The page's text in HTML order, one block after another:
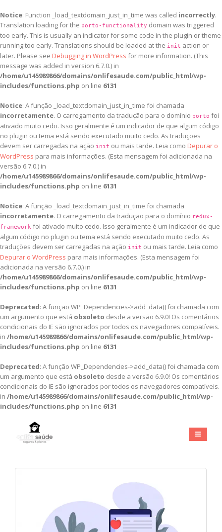
Notice: Function _load_textdomain_just_in_time was called incorrectly.
Translation loading for the porto-functionality domain was triggered
too early. This is usually an indicator for some code in the plugin or theme
running too early. Translations should be loaded at the init action or
later. Please see Debugging in WordPress for more information. (This
message was added in version 6.7.0.) in
/home/u145989866/domains/onlifesaude.com/public_html/wp-
includes/functions.php on line 6131
Notice: A função _load_textdomain_just_in_time foi chamada
incorretamente. O carregamento da tradução para o domínio porto foi
ativado muito cedo. Isso geralmente é um indicador de que algum código
no plugin ou tema está sendo executado muito cedo. As traduções
devem ser carregadas na ação init ou mais tarde. Leia como Depurar o
WordPress para mais informações. (Esta mensagem foi adicionada na
versão 6.7.0.) in
/home/u145989866/domains/onlifesaude.com/public_html/wp-
includes/functions.php on line 6131
Notice: A função _load_textdomain_just_in_time foi chamada
incorretamente. O carregamento da tradução para o domínio redux-
framework foi ativado muito cedo. Isso geralmente é um indicador de que
algum código no plugin ou tema está sendo executado muito cedo. As
traduções devem ser carregadas na ação init ou mais tarde. Leia como
Depurar o WordPress para mais informações. (Esta mensagem foi
adicionada na versão 6.7.0.) in
/home/u145989866/domains/onlifesaude.com/public_html/wp-
includes/functions.php on line 6131
Deprecated: A função WP_Dependencies->add_data() foi chamada com
um argumento que está obsoleto desde a versão 6.9.0! Os comentários
condicionais do IE são ignorados por todos os navegadores compatíveis.
in /home/u145989866/domains/onlifesaude.com/public_html/wp-
includes/functions.php on line 6131
Deprecated: A função WP_Dependencies->add_data() foi chamada com
um argumento que está obsoleto desde a versão 6.9.0! Os comentários
condicionais do IE são ignorados por todos os navegadores compatíveis.
in /home/u145989866/domains/onlifesaude.com/public_html/wp-
includes/functions.php on line 6131